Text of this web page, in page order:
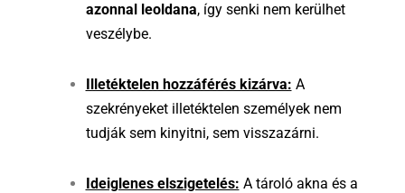
azonnal leoldana, így senki nem kerülhet
veszélybe.
Illetéktelen hozzáférés kizárva: A
szekrényeket illetéktelen személyek nem
tudják sem kinyitni, sem visszazárni.
Ideiglenes elszigetelés: A tároló akna és a